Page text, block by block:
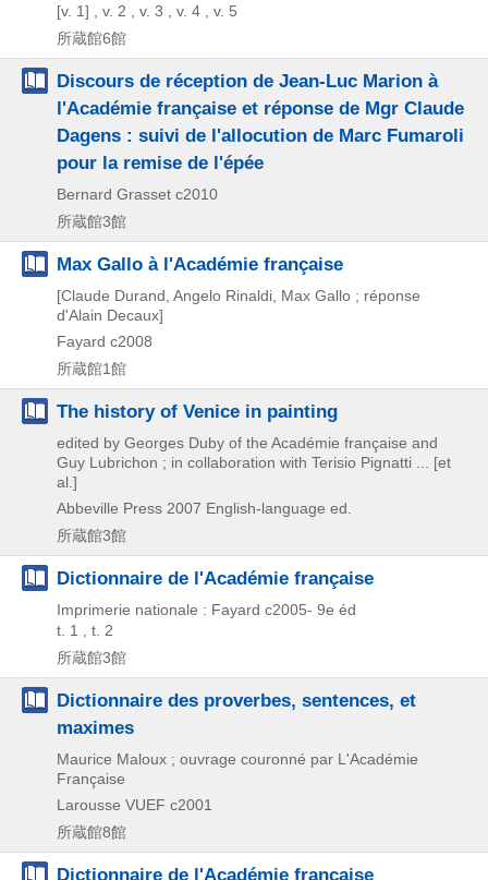
[v. 1] , v. 2 , v. 3 , v. 4 , v. 5
所蔵館6館
Discours de réception de Jean-Luc Marion à
l'Académie française et réponse de Mgr Claude
Dagens : suivi de l'allocution de Marc Fumaroli
pour la remise de l'épée
Bernard Grasset c2010
所蔵館3館
Max Gallo à l'Académie française
[Claude Durand, Angelo Rinaldi, Max Gallo ; réponse
d'Alain Decaux]
Fayard c2008
所蔵館1館
The history of Venice in painting
edited by Georges Duby of the Académie française and
Guy Lubrichon ; in collaboration with Terisio Pignatti ... [et
al.]
Abbeville Press 2007 English-language ed.
所蔵館3館
Dictionnaire de l'Académie française
Imprimerie nationale : Fayard c2005- 9e éd
t. 1 , t. 2
所蔵館3館
Dictionnaire des proverbes, sentences, et
maximes
Maurice Maloux ; ouvrage couronné par L'Académie
Française
Larousse VUEF c2001
所蔵館8館
Dictionnaire de l'Académie française